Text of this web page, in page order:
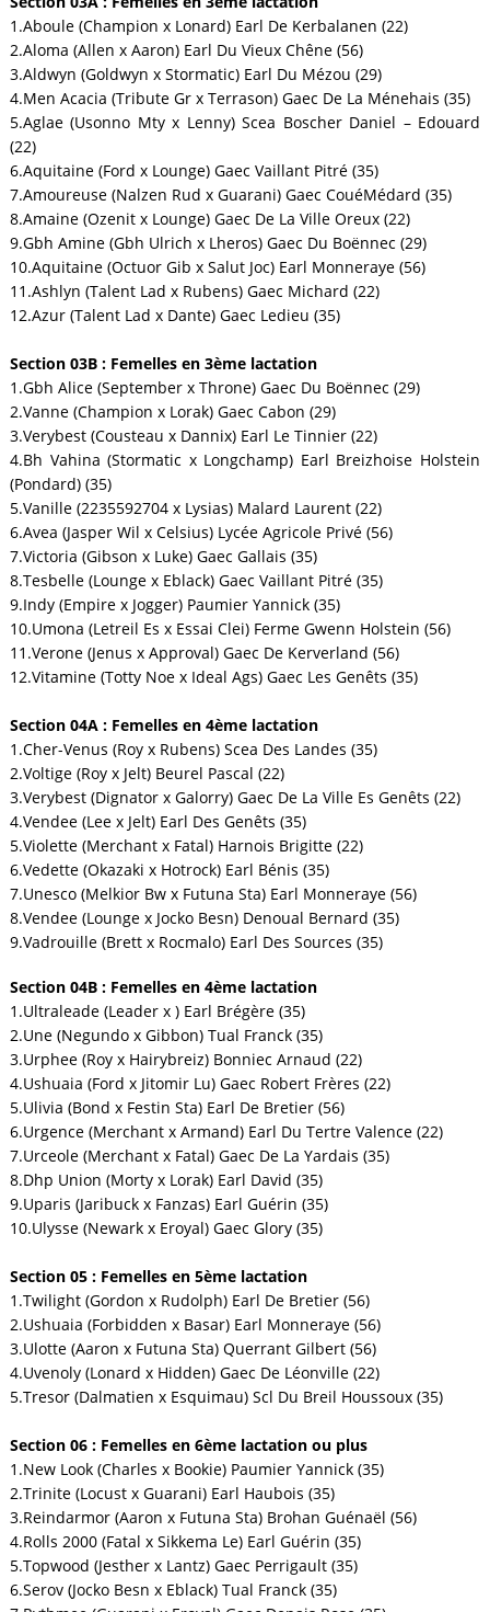
1.Aboule (Champion x Lonard) Earl De Kerbalanen (22)
2.Aloma (Allen x Aaron) Earl Du Vieux Chêne (56)
3.Aldwyn (Goldwyn x Stormatic) Earl Du Mézou (29)
4.Men Acacia (Tribute Gr x Terrason) Gaec De La Ménehais (35)
5.Aglae (Usonno Mty x Lenny) Scea Boscher Daniel – Edouard
(22)
6.Aquitaine (Ford x Lounge) Gaec Vaillant Pitré (35)
7.Amoureuse (Nalzen Rud x Guarani) Gaec CouéMédard (35)
8.Amaine (Ozenit x Lounge) Gaec De La Ville Oreux (22)
9.Gbh Amine (Gbh Ulrich x Lheros) Gaec Du Boënnec (29)
10.Aquitaine (Octuor Gib x Salut Joc) Earl Monneraye (56)
11.Ashlyn (Talent Lad x Rubens) Gaec Michard (22)
12.Azur (Talent Lad x Dante) Gaec Ledieu (35)
Section 03B : Femelles en 3ème lactation
1.Gbh Alice (September x Throne) Gaec Du Boënnec (29)
2.Vanne (Champion x Lorak) Gaec Cabon (29)
3.Verybest (Cousteau x Dannix) Earl Le Tinnier (22)
4.Bh Vahina (Stormatic x Longchamp) Earl Breizhoise Holstein
(Pondard) (35)
5.Vanille (2235592704 x Lysias) Malard Laurent (22)
6.Avea (Jasper Wil x Celsius) Lycée Agricole Privé (56)
7.Victoria (Gibson x Luke) Gaec Gallais (35)
8.Tesbelle (Lounge x Eblack) Gaec Vaillant Pitré (35)
9.Indy (Empire x Jogger) Paumier Yannick (35)
10.Umona (Letreil Es x Essai Clei) Ferme Gwenn Holstein (56)
11.Verone (Jenus x Approval) Gaec De Kerverland (56)
12.Vitamine (Totty Noe x Ideal Ags) Gaec Les Genêts (35)
Section 04A : Femelles en 4ème lactation
1.Cher-Venus (Roy x Rubens) Scea Des Landes (35)
2.Voltige (Roy x Jelt) Beurel Pascal (22)
3.Verybest (Dignator x Galorry) Gaec De La Ville Es Genêts (22)
4.Vendee (Lee x Jelt) Earl Des Genêts (35)
5.Violette (Merchant x Fatal) Harnois Brigitte (22)
6.Vedette (Okazaki x Hotrock) Earl Bénis (35)
7.Unesco (Melkior Bw x Futuna Sta) Earl Monneraye (56)
8.Vendee (Lounge x Jocko Besn) Denoual Bernard (35)
9.Vadrouille (Brett x Rocmalo) Earl Des Sources (35)
Section 04B : Femelles en 4ème lactation
1.Ultraleade (Leader x ) Earl Brégère (35)
2.Une (Negundo x Gibbon) Tual Franck (35)
3.Urphee (Roy x Hairybreiz) Bonniec Arnaud (22)
4.Ushuaia (Ford x Jitomir Lu) Gaec Robert Frères (22)
5.Ulivia (Bond x Festin Sta) Earl De Bretier (56)
6.Urgence (Merchant x Armand) Earl Du Tertre Valence (22)
7.Urceole (Merchant x Fatal) Gaec De La Yardais (35)
8.Dhp Union (Morty x Lorak) Earl David (35)
9.Uparis (Jaribuck x Fanzas) Earl Guérin (35)
10.Ulysse (Newark x Eroyal) Gaec Glory (35)
Section 05 : Femelles en 5ème lactation
1.Twilight (Gordon x Rudolph) Earl De Bretier (56)
2.Ushuaia (Forbidden x Basar) Earl Monneraye (56)
3.Ulotte (Aaron x Futuna Sta) Querrant Gilbert (56)
4.Uvenoly (Lonard x Hidden) Gaec De Léonville (22)
5.Tresor (Dalmatien x Esquimau) Scl Du Breil Houssoux (35)
Section 06 : Femelles en 6ème lactation ou plus
1.New Look (Charles x Bookie) Paumier Yannick (35)
2.Trinite (Locust x Guarani) Earl Haubois (35)
3.Reindarmor (Aaron x Futuna Sta) Brohan Guénaël (56)
4.Rolls 2000 (Fatal x Sikkema Le) Earl Guérin (35)
5.Topwood (Jesther x Lantz) Gaec Perrigault (35)
6.Serov (Jocko Besn x Eblack) Tual Franck (35)